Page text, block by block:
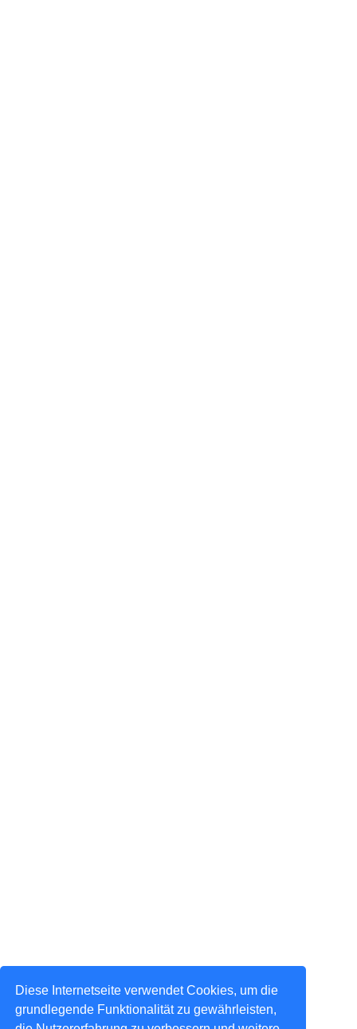
Diese Internetseite verwendet Cookies, um die
grundlegende Funktionalität zu gewährleisten,